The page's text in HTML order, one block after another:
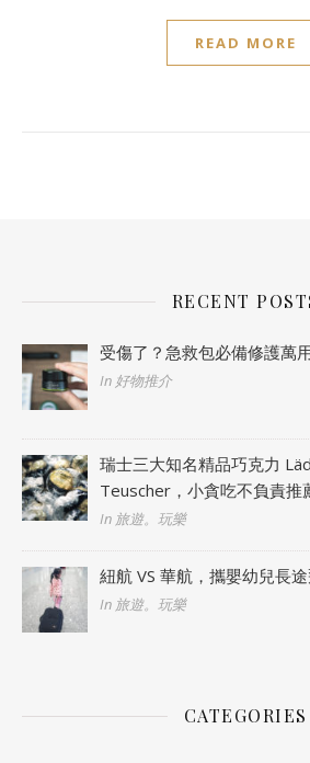
READ MORE
RECENT
受傷了？急救包必備修護萬
In 好物推介
瑞士三大知名精品巧克力
Teuscher，小貪吃不負責推
In 旅遊。玩樂
紐航 VS 華航，攜嬰幼兒長
In 旅遊。玩樂
CATEGORIES